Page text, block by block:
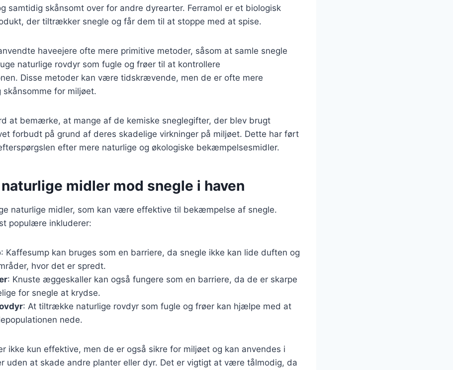
samtidig skånsomt over for andre dyrearter. Ferramol er et biologisk
der tiltrækker snegle og får dem til at stoppe med at spise.
haveejere ofte mere primitive metoder, såsom at samle snegle
naturlige rovdyr som fugle og frøer til at kontrollere
Disse metoder kan være tidskrævende, men de er ofte mere
for miljøet.
at bemærke, at mange af de kemiske sneglegifter, der blev brugt
forbudt på grund af deres skadelige virkninger på miljøet. Dette har ført
efter mere naturlige og økologiske bekæmpelsesmidler.
midler mod snegle i haven
naturlige midler, som kan være effektive til bekæmpelse af snegle.
populære inkluderer:
: Kaffesump kan bruges som en barriere, da snegle ikke kan lide duften og
hvor det er spredt.
: Knuste æggeskaller kan også fungere som en barriere, da de er skarpe
for snegle at krydse.
: At tiltrække naturlige rovdyr som fugle og frøer kan hjælpe med at
nede.
ikke kun effektive, men de er også sikre for miljøet og kan anvendes i
uden at skade andre planter eller dyr. Det er vigtigt at være tålmodig, da